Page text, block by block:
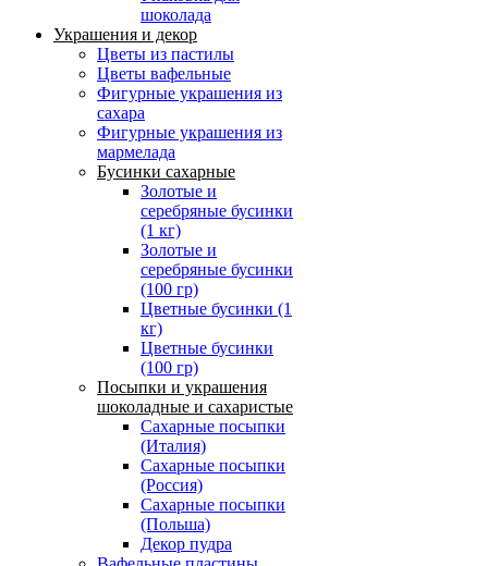
шоколада
Украшения и декор
Цветы из пастилы
Цветы вафельные
Фигурные украшения из
сахара
Фигурные украшения из
мармелада
Бусинки сахарные
Золотые и
серебряные бусинки
(1 кг)
Золотые и
серебряные бусинки
(100 гр)
Цветные бусинки (1
кг)
Цветные бусинки
(100 гр)
Посыпки и украшения
шоколадные и сахаристые
Сахарные посыпки
(Италия)
Сахарные посыпки
(Россия)
Сахарные посыпки
(Польша)
Декор пудра